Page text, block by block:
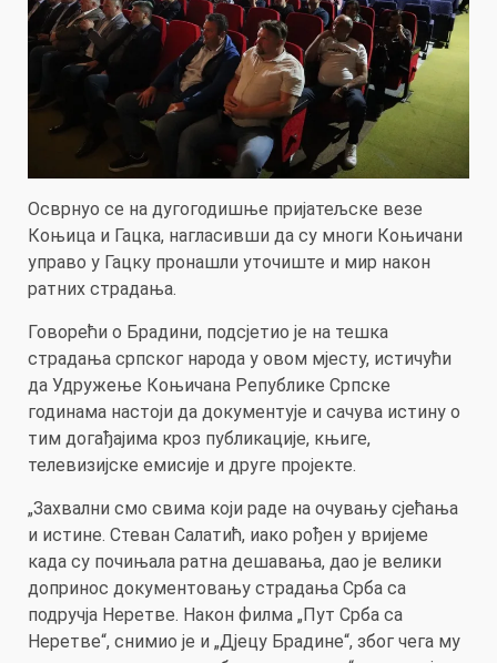
Осврнуо се на дугогодишње пријатељске везе
Коњица и Гацка, нагласивши да су многи Коњичани
управо у Гацку пронашли уточиште и мир након
ратних страдања.
Говорећи о Брадини, подсјетио је на тешка
страдања српског народа у овом мјесту, истичући
да Удружење Коњичана Републике Српске
годинама настоји да документује и сачува истину о
тим догађајима кроз публикације, књиге,
телевизијске емисије и друге пројекте.
„Захвални смо свима који раде на очувању сјећања
и истине. Стеван Салатић, иако рођен у вријеме
када су почињала ратна дешавања, дао је велики
допринос документовању страдања Срба са
подручја Неретве. Након филма „Пут Срба са
Неретве“, снимио је и „Дјецу Брадине“, због чега му